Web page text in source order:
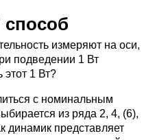
измеряют на оси,
подведении 1 Вт
этот 1 Вт?
с номинальным
из ряда 2, 4, (6),
динамик представляет